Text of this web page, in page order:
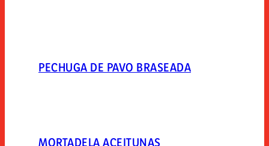
PECHUGA DE PAVO BRASEADA
MORTADELA ACEITUNAS